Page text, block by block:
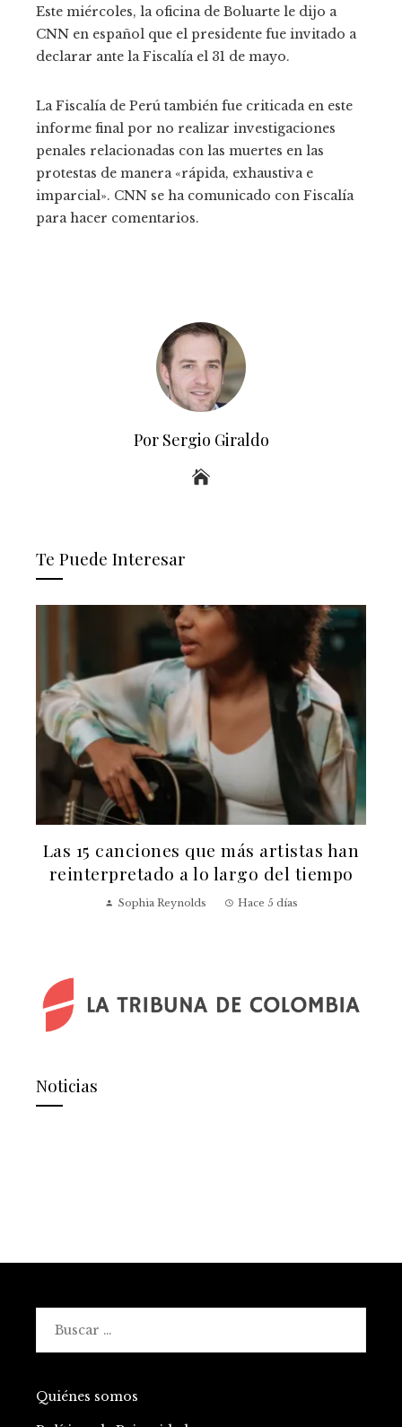
Este miércoles, la oficina de Boluarte le dijo a
CNN en español que el presidente fue invitado a
declarar ante la Fiscalía el 31 de mayo.
La Fiscalía de Perú también fue criticada en este
informe final por no realizar investigaciones
penales relacionadas con las muertes en las
protestas de manera «rápida, exhaustiva e
imparcial». CNN se ha comunicado con Fiscalía
para hacer comentarios.
Por Sergio Giraldo
Te Puede Interesar
Las 15 canciones que más artistas han
reinterpretado a lo largo del tiempo
Sophia Reynolds Hace 5 días
Noticias
Quiénes somos